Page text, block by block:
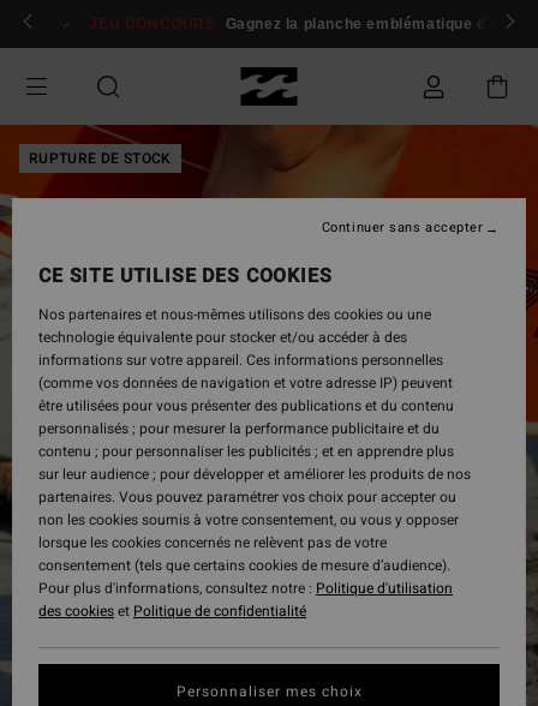
Passer
produit
Se connecter / s'inscrire
JEU CONCOURS Gagnez la planche emblématique d'Andy
RUPTURE DE STOCK
CE SITE UTILISE DES COOKIES
Nos partenaires et nous-mêmes utilisons des cookies ou une
technologie équivalente pour stocker et/ou accéder à des
informations sur votre appareil. Ces informations personnelles
(comme vos données de navigation et votre adresse IP) peuvent
être utilisées pour vous présenter des publications et du contenu
personnalisés ; pour mesurer la performance publicitaire et du
contenu ; pour personnaliser les publicités ; et en apprendre plus
sur leur audience ; pour développer et améliorer les produits de nos
partenaires. Vous pouvez paramétrer vos choix pour accepter ou
non les cookies soumis à votre consentement, ou vous y opposer
lorsque les cookies concernés ne relèvent pas de votre
consentement (tels que certains cookies de mesure d’audience).
Pour plus d'informations, consultez notre : Politique d'utilisation
des cookieset Politique de confidentialité
Personnaliser mes choix
Continuer sans accepter